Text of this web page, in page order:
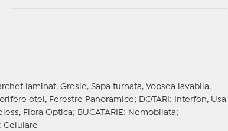
laminat, Gresie, Sapa turnata, Vopsea lavabila,
otel, Ferestre Panoramice;
DOTARI : Interfon, Usa
Fibra Optica; BUCATARIE : Nemobilata;
Celulare